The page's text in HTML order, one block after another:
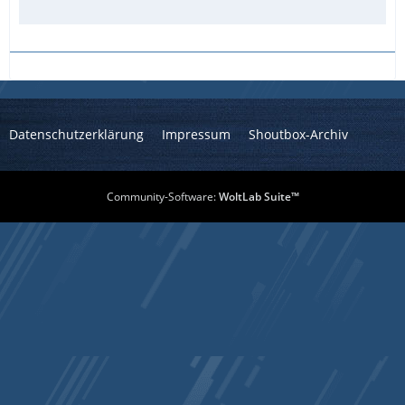
Datenschutzerklärung Impressum Shoutbox-Archiv
Community-Software:WoltLab Suite™